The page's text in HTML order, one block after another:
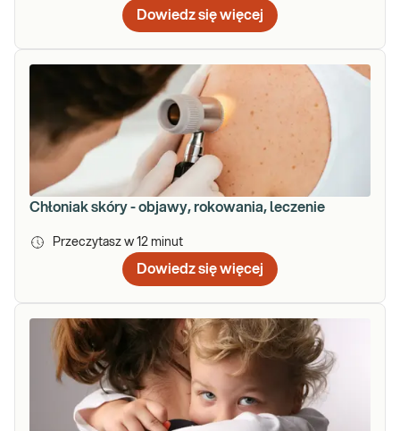
Dowiedz się więcej
Chłoniak skóry - objawy, rokowania, leczenie
Przeczytasz w 12 minut
Dowiedz się więcej